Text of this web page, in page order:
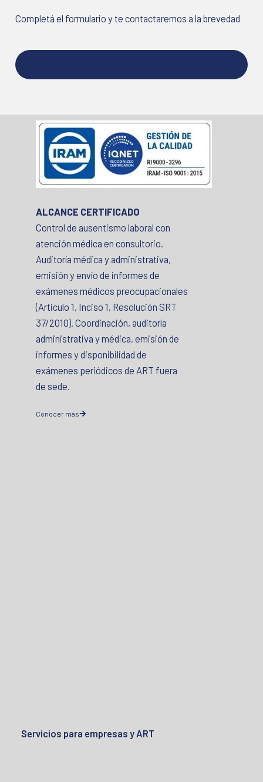
Completá el formulario y te contactaremos a la brevedad
ALCANCE CERTIFICADO
Control de ausentismo laboral con
atención médica en consultorio.
Auditoría médica y administrativa,
emisión y envío de informes de
exámenes médicos preocupacionales
(Articulo 1, Inciso 1, Resolución SRT
37/2010). Coordinación, auditoría
administrativa y médica, emisión de
informes y disponibilidad de
exámenes periódicos de ART fuera
de sede.
Conocer más
Servicios para empresas y ART